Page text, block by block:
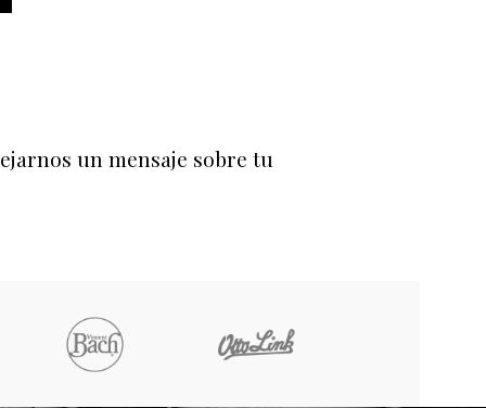
un mensaje sobre tu